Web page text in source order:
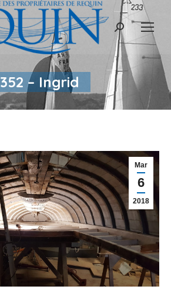
Recherche
352 – Ingrid
Mar
6
2018